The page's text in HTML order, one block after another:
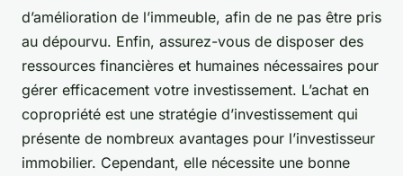
d’amélioration de l’immeuble, afin de ne pas être pris
au dépourvu. Enfin, assurez-vous de disposer des
ressources financières et humaines nécessaires pour
gérer efficacement votre investissement. L’achat en
copropriété est une stratégie d’investissement qui
présente de nombreux avantages pour l’investisseur
immobilier. Cependant, elle nécessite une bonne